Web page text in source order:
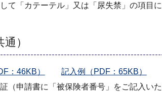
て「カテーテル」又は「尿失禁」の項目に
）
：46KB）
記入例（PDF：65KB）
（申請書に「被保険者番号」をご記入い